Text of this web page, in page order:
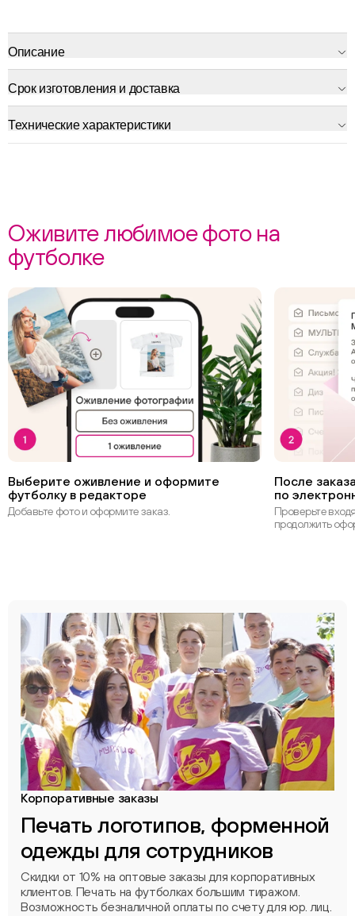
Описание
Срок изготовления и доставка
Технические характеристики
Оживите любимое фото на
футболке
Выберите оживление и оформите
футболку в редакторе
Добавьте фото и оформите заказ.
После
по
Проверьте
продолжить
Корпоративные заказы
Печать логотипов, форменной
одежды для сотрудников
Скидки от 10% на оптовые заказы для корпоративных
клиентов. Печать на футболках большим тиражом.
Возможность безналичной оплаты по счету для юр. лиц.